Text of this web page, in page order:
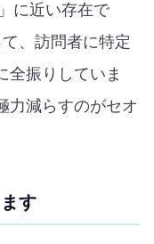
に近い存在で
、訪問者に特定
全振りしていま
力減らすのがセオ
す